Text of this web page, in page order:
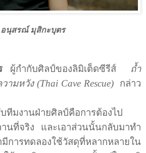
อนุสรณ์ มุสิกะบุตร
ผู้กำกับศิลป์ของลิมิเต็ดซีรีส์
ถ้ำ
ามหวัง (Thai Cave Rescue)
กล่าว
ทีมงานฝ่ายศิลป์คือการต้องไป
นที่จริง และเอาส่วนนั้นกลับมาทำ
ารทดลองใช้วัสดุที่หลากหลายใน